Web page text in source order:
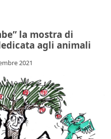
la mostra di
agli animali
2021